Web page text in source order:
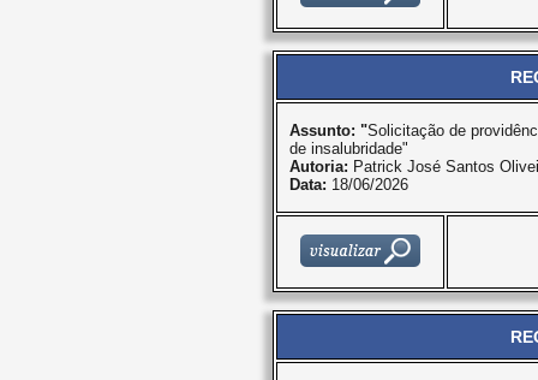
Assunto: "Solicitação de
de insalubridade"
Autoria: Patrick José Santos
Data: 18/06/2026